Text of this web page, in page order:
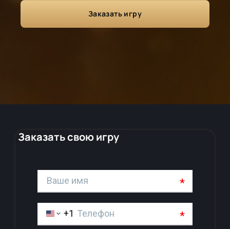
Заказать игру
Заказать свою игру